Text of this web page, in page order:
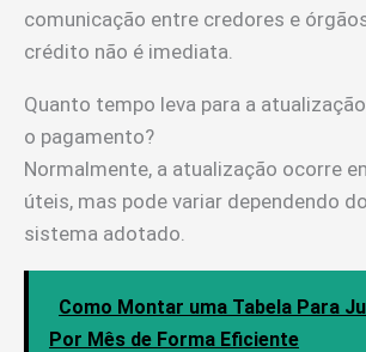
comunicação entre credores e
crédito não é imediata.
Quanto tempo leva para a
o pagamento?
Normalmente, a atualização ocorre
úteis, mas pode variar dependendo
sistema adotado.
Como Montar uma Tabela Para
Por Mês de Forma Eficiente